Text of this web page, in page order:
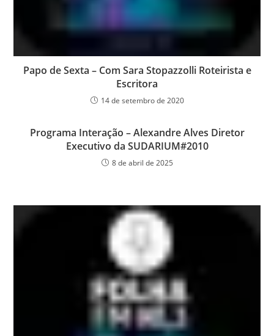
Papo de Sexta – Com Sara Stopazzolli Roteirista e
Escritora
14 de setembro de 2020
Programa Interação – Alexandre Alves Diretor
Executivo da SUDARIUM#2010
8 de abril de 2025